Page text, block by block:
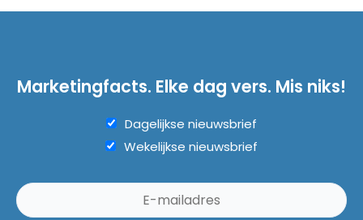
Marketingfacts. Elke dag vers. Mis niks!
Dagelijkse nieuwsbrief
Wekelijkse nieuwsbrief